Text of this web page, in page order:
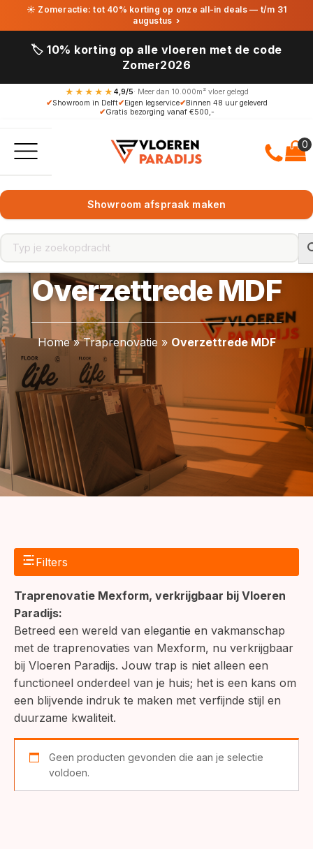
☀ Zomeractie: tot 40% korting op onze all-in deals — t/m 31
augustus ›
🏷️ 10% korting op alle vloeren met de code
Zomer2026
★★★★★ 4,9/5· Meer dan 10.000m² vloer gelegd
✔Showroom in Delft✔Eigen legservice✔Binnen 48 uur geleverd
✔Gratis bezorging vanaf €500,-
Showroom afspraak maken
Overzettrede MDF
Home»Traprenovatie » Overzettrede MDF
Filters
Traprenovatie Mexform, verkrijgbaar bij Vloeren
Paradijs:
Betreed een wereld van elegantie en vakmanschap
met de traprenovaties van Mexform, nu verkrijgbaar
bij Vloeren Paradijs. Jouw trap is niet alleen een
functioneel onderdeel van je huis; het is een kans om
een blijvende indruk te maken met verfijnde stijl en
duurzame kwaliteit.
Geen producten gevonden die aan je selectie
voldoen.